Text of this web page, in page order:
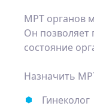
МРТ органов
Он позволяет
состояние
Назначить